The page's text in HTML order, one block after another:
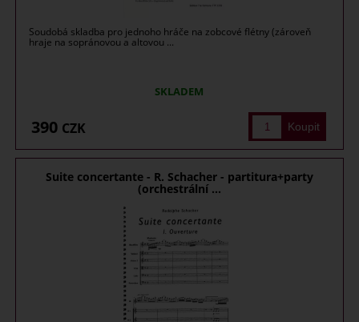
Soudobá skladba pro jednoho hráče na zobcové flétny (zároveň
hraje na sopránovou a altovou ...
SKLADEM
390 CZK
Suite concertante - R. Schacher - partitura+party
(orchestrální ...